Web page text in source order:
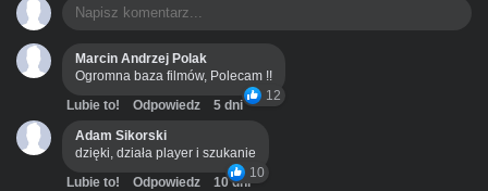
Marcin Andrzej Polak
Ogromna baza filmów, Polecam !!
12
Lubie to! Odpowiedz
5 dni
Adam Sikorski
dzięki, działa player i szukanie
10
Lubie to! Odpowiedz
10 dni